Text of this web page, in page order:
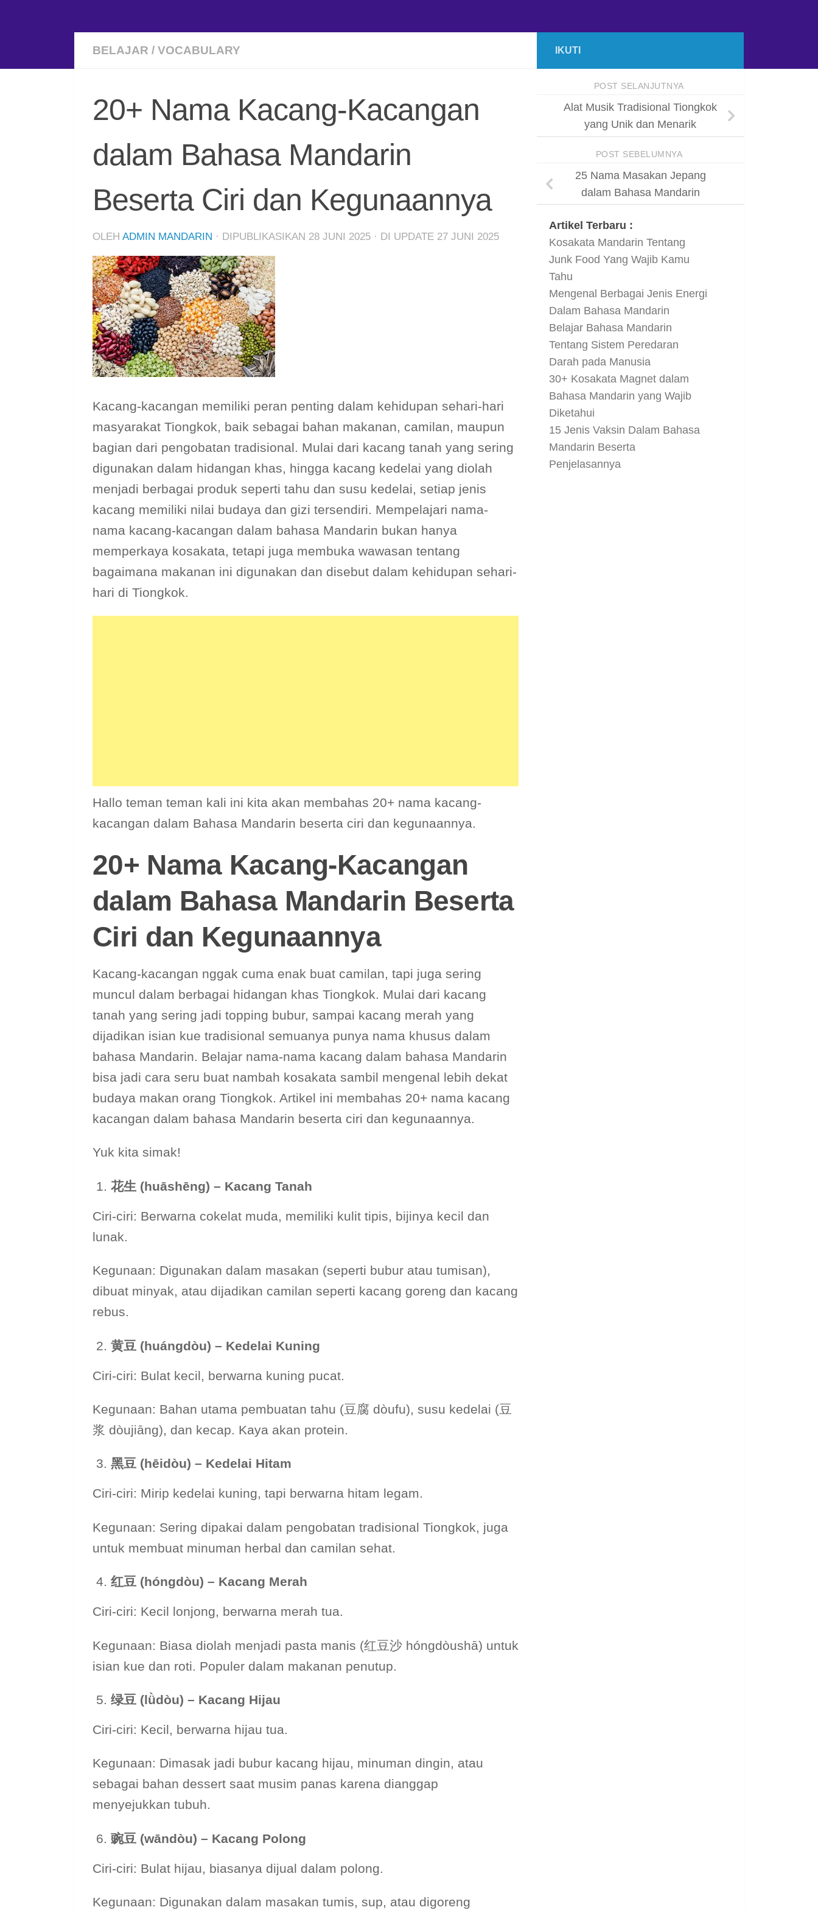
BELAJAR / VOCABULARY
20+ Nama Kacang-Kacangan
dalam Bahasa Mandarin
Beserta Ciri dan Kegunaannya
OLEH ADMIN MANDARIN · DIPUBLIKASIKAN 28 JUNI 2025 · DI UPDATE 27 JUNI 2025
Kacang-kacangan memiliki peran penting dalam kehidupan sehari-hari
masyarakat Tiongkok, baik sebagai bahan makanan, camilan, maupun
bagian dari pengobatan tradisional. Mulai dari kacang tanah yang sering
digunakan dalam hidangan khas, hingga kacang kedelai yang diolah
menjadi berbagai produk seperti tahu dan susu kedelai, setiap jenis
kacang memiliki nilai budaya dan gizi tersendiri. Mempelajari nama-
nama kacang-kacangan dalam bahasa Mandarin bukan hanya
memperkaya kosakata, tetapi juga membuka wawasan tentang
bagaimana makanan ini digunakan dan disebut dalam kehidupan sehari-
hari di Tiongkok.
Hallo teman teman kali ini kita akan membahas 20+ nama kacang-
kacangan dalam Bahasa Mandarin beserta ciri dan kegunaannya.
20+ Nama Kacang-Kacangan
dalam Bahasa Mandarin Beserta
Ciri dan Kegunaannya
Kacang-kacangan nggak cuma enak buat camilan, tapi juga sering
muncul dalam berbagai hidangan khas Tiongkok. Mulai dari kacang
tanah yang sering jadi topping bubur, sampai kacang merah yang
dijadikan isian kue tradisional semuanya punya nama khusus dalam
bahasa Mandarin. Belajar nama-nama kacang dalam bahasa Mandarin
bisa jadi cara seru buat nambah kosakata sambil mengenal lebih dekat
budaya makan orang Tiongkok. Artikel ini membahas 20+ nama kacang
kacangan dalam bahasa Mandarin beserta ciri dan kegunaannya.
Yuk kita simak!
花生 (huāshēng) – Kacang Tanah
Ciri-ciri: Berwarna cokelat muda, memiliki kulit tipis, bijinya kecil dan
lunak.
Kegunaan: Digunakan dalam masakan (seperti bubur atau tumisan),
dibuat minyak, atau dijadikan camilan seperti kacang goreng dan kacang
rebus.
黄豆 (huángdòu) – Kedelai Kuning
Ciri-ciri: Bulat kecil, berwarna kuning pucat.
Kegunaan: Bahan utama pembuatan tahu (豆腐 dòufu), susu kedelai (豆
浆 dòujiāng), dan kecap. Kaya akan protein.
黑豆 (hēidòu) – Kedelai Hitam
Ciri-ciri: Mirip kedelai kuning, tapi berwarna hitam legam.
Kegunaan: Sering dipakai dalam pengobatan tradisional Tiongkok, juga
untuk membuat minuman herbal dan camilan sehat.
红豆 (hóngdòu) – Kacang Merah
Ciri-ciri: Kecil lonjong, berwarna merah tua.
Kegunaan: Biasa diolah menjadi pasta manis (红豆沙 hóngdòushā) untuk
isian kue dan roti. Populer dalam makanan penutup.
绿豆 (lǜdòu) – Kacang Hijau
Ciri-ciri: Kecil, berwarna hijau tua.
Kegunaan: Dimasak jadi bubur kacang hijau, minuman dingin, atau
sebagai bahan dessert saat musim panas karena dianggap
menyejukkan tubuh.
豌豆 (wāndòu) – Kacang Polong
Ciri-ciri: Bulat hijau, biasanya dijual dalam polong.
Kegunaan: Digunakan dalam masakan tumis, sup, atau digoreng
IKUTI
POST SELANJUTNYA
Alat Musik Tradisional Tiongkok
yang Unik dan Menarik
POST SEBELUMNYA
25 Nama Masakan Jepang
dalam Bahasa Mandarin
Artikel Terbaru :
Kosakata Mandarin Tentang
Junk Food Yang Wajib Kamu
Tahu
Mengenal Berbagai Jenis Energi
Dalam Bahasa Mandarin
Belajar Bahasa Mandarin
Tentang Sistem Peredaran
Darah pada Manusia
30+ Kosakata Magnet dalam
Bahasa Mandarin yang Wajib
Diketahui
15 Jenis Vaksin Dalam Bahasa
Mandarin Beserta
Penjelasannya